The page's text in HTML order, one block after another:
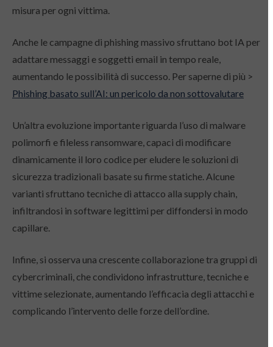
misura per ogni vittima.
Anche le campagne di phishing massivo sfruttano bot IA per
adattare messaggi e soggetti email in tempo reale,
aumentando le possibilità di successo. Per saperne di più >
Phishing basato sull’AI: un pericolo da non sottovalutare
Un’altra evoluzione importante riguarda l’uso di malware
polimorfi e fileless ransomware, capaci di modificare
dinamicamente il loro codice per eludere le soluzioni di
sicurezza tradizionali basate su firme statiche. Alcune
varianti sfruttano tecniche di attacco alla supply chain,
infiltrandosi in software legittimi per diffondersi in modo
capillare.
Infine, si osserva una crescente collaborazione tra gruppi di
cybercriminali, che condividono infrastrutture, tecniche e
vittime selezionate, aumentando l’efficacia degli attacchi e
complicando l’intervento delle forze dell’ordine.